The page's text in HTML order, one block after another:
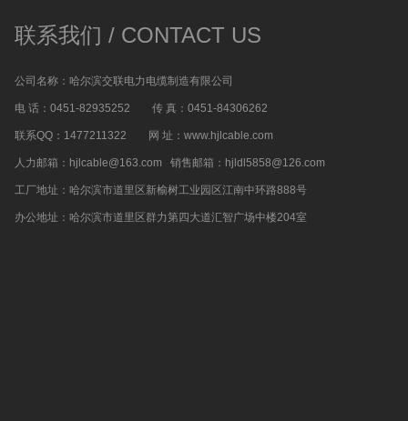
联系我们 / CONTACT US
公司名称：哈尔滨交联电力电缆制造有限公司
电 话：0451-82935252 传 真：0451-84306262
联系QQ：1477211322 网 址：www.hjlcable.com
人力邮箱：hjlcable@163.com 销售邮箱：hjldl5858@126.com
工厂地址：哈尔滨市道里区新榆树工业园区江南中环路888号
办公地址：哈尔滨市道里区群力第四大道汇智广场中楼204室